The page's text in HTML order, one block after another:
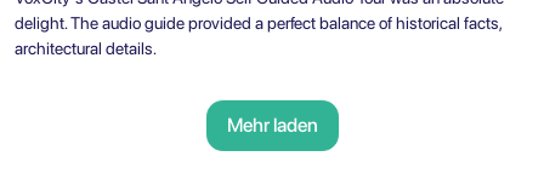
delight. The audio guide provided a perfect balance of historical facts,
architectural details.
Mehr laden